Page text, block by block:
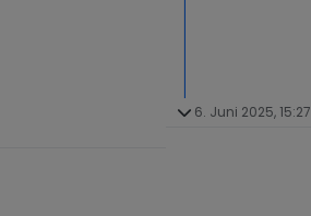
6. Juni 2025, 15:27